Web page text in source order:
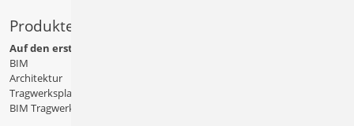
Produkte
Auf den ersten Blick
BIM
Architektur
Tragwerksplanung
BIM Tragwerksplanung